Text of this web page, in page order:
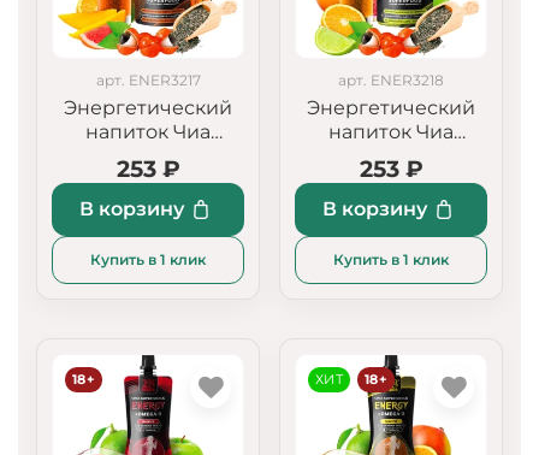
арт. ENER3217
Энергетический
напиток Чиа
ОМЕГА-3 "Тропик"
253 ₽
В корзину
Купить в 1 клик
арт. ENER3218
Энергетический
напиток Чиа
ОМЕГА-3 "Цитрус"
253 ₽
В корзину
Купить в 1 клик
18+ ХИТ 18+